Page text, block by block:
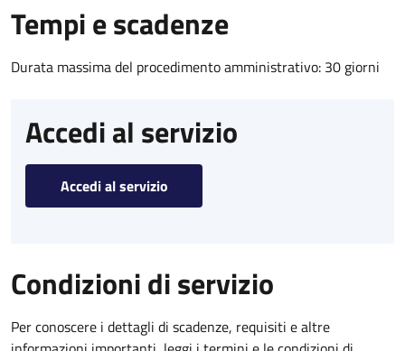
Tempi e scadenze
Durata massima del procedimento amministrativo: 30 giorni
Accedi al servizio
Accedi al servizio
Condizioni di servizio
Per conoscere i dettagli di scadenze, requisiti e altre